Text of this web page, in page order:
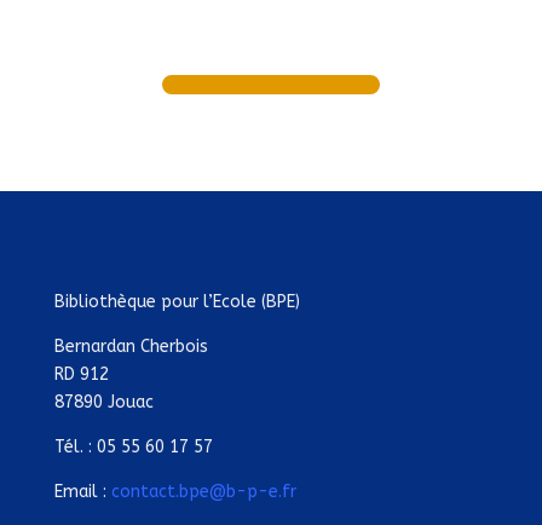
Bibliothèque pour l’Ecole (BPE)
Bernardan Cherbois
RD 912
87890 Jouac
Tél. : 05 55 60 17 57
Email : contact.bpe@b-p-e.fr